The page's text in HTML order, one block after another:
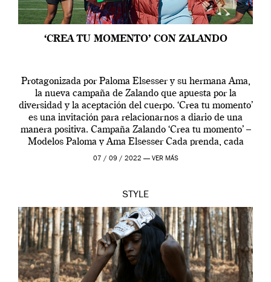
‘CREA TU MOMENTO’ CON ZALANDO
Protagonizada por Paloma Elsesser y su hermana Ama,
la nueva campaña de Zalando que apuesta por la
diversidad y la aceptación del cuerpo. ‘Crea tu momento’
es una invitación para relacionarnos a diario de una
manera positiva. Campaña Zalando ‘Crea tu momento’ –
Modelos Paloma y Ama Elsesser Cada prenda, cada
outfit, cada momento, caracteriza […]
07 / 09 / 2022 — VER MÁS
STYLE